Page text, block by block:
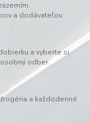
a dodávateľov.
a vyberte si
odber.
a každodenné